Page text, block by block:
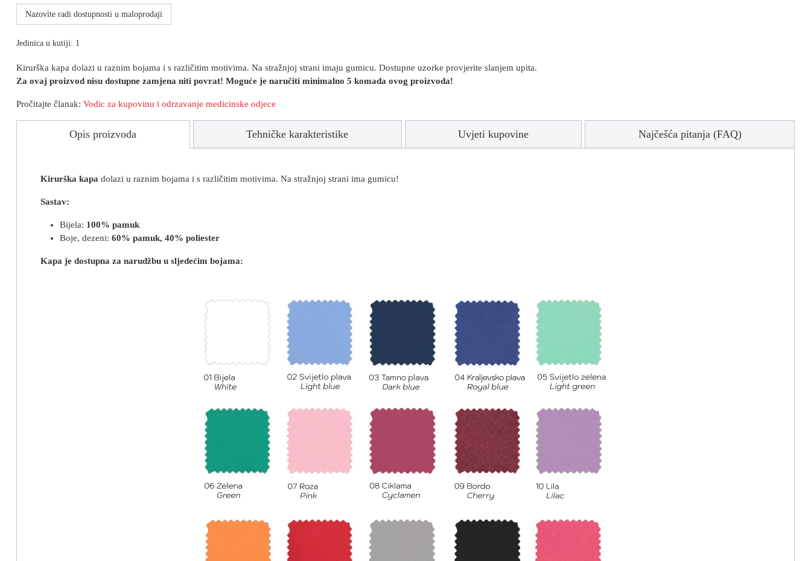
Nazovite radi dostupnosti u maloprodaji
Jedinica u kutiji: 1
Kirurška kapa dolazi u raznim bojama i s različitim motivima. Na stražnjoj strani imaju gumicu. Dostupne uzorke provjerite slanjem upita.
Za ovaj proizvod nisu dostupne zamjena niti povrat! Moguće je naručiti minimalno 5 komada ovog proizvoda!
Pročitajte članak: Vodic za kupovinu i odrzavanje medicinske odjece
Opis proizvoda Tehničke karakteristike Uvjeti kupovine Najčešća pitanja (FAQ)
Kirurška kapa dolazi u raznim bojama i s različitim motivima. Na stražnjoj strani ima gumicu!
Sastav:
Bijela: 100% pamuk
Boje, dezeni: 60% pamuk, 40% poliester
Kapa je dostupna za narudžbu u sljedećim bojama: